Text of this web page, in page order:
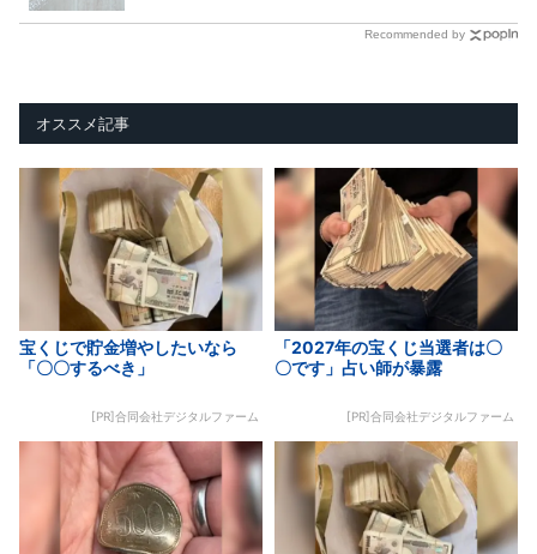
Recommended by
オススメ記事
宝くじで貯金増やしたいなら
「〇〇するべき」
[PR]合同会社デジタルファーム
「2027年の宝くじ当選者は〇
〇です」占い師が暴露
[PR]合同会社デジタルファーム